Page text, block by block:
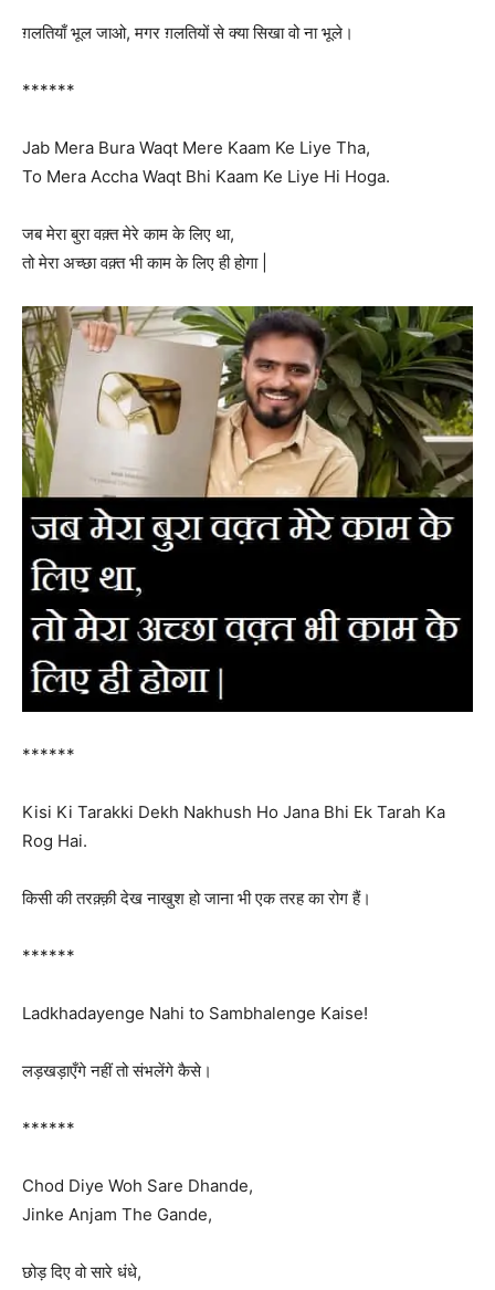
ग़लतियाँ भूल जाओ, मगर ग़लतियों से क्या सिखा वो ना भूले।
******
Jab Mera Bura Waqt Mere Kaam Ke Liye Tha,
To Mera Accha Waqt Bhi Kaam Ke Liye Hi Hoga.
जब मेरा बुरा वक़्त मेरे काम के लिए था,
तो मेरा अच्छा वक़्त भी काम के लिए ही होगा |
******
Kisi Ki Tarakki Dekh Nakhush Ho Jana Bhi Ek Tarah Ka
Rog Hai.
किसी की तरक़्क़ी देख नाखुश हो जाना भी एक तरह का रोग हैं।
******
Ladkhadayenge Nahi to Sambhalenge Kaise!
लड़खड़ाएँगे नहीं तो संभलेंगे कैसे।
******
Chod Diye Woh Sare Dhande,
Jinke Anjam The Gande,
छोड़ दिए वो सारे धंधे,